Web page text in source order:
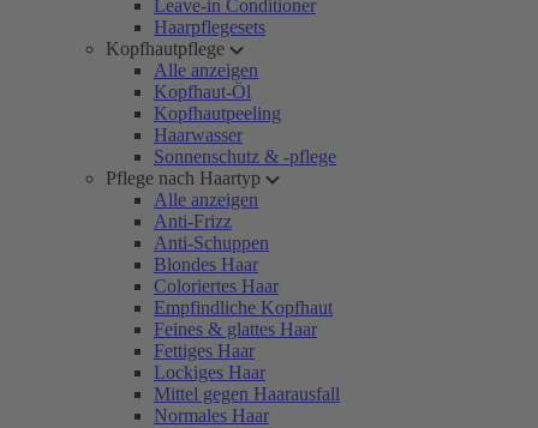
Leave-in Conditioner
Haarpflegesets
Kopfhautpflege
Alle anzeigen
Kopfhaut-Öl
Kopfhautpeeling
Haarwasser
Sonnenschutz & -pflege
Pflege nach Haartyp
Alle anzeigen
Anti-Frizz
Anti-Schuppen
Blondes Haar
Coloriertes Haar
Empfindliche Kopfhaut
Feines & glattes Haar
Fettiges Haar
Lockiges Haar
Mittel gegen Haarausfall
Normales Haar